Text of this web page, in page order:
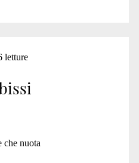
letture